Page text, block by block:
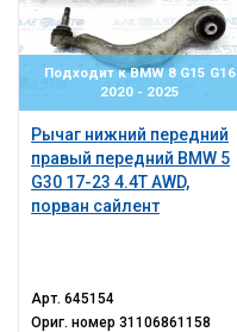
Подходит к BMW 8 G15 G16
2020 - 2025
Рычаг нижний передний
правый передний BMW 5
G30 17-23 4.4T AWD,
порван сайлент
Арт.645154
Ориг. номер31106861158